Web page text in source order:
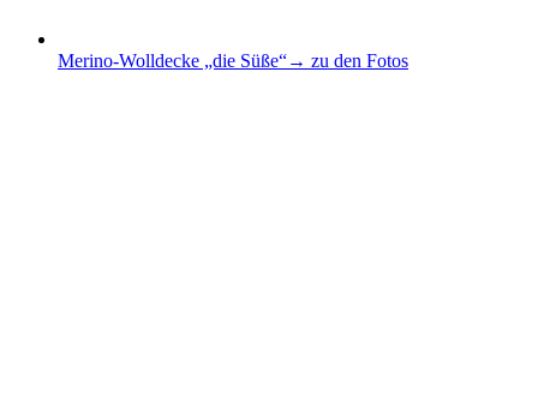
Merino-Wolldecke „die Süße“→ zu den Fotos